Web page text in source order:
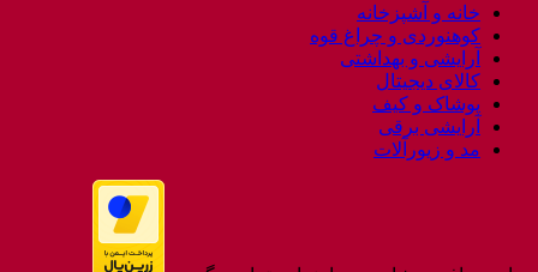
خانه و آشپزخانه
کوهنوردی و چراغ قوه
آرایشی و بهداشتی
کالای دیجیتال
پوشاک و کیف
آرایشی برقی
مد و زیورآلات